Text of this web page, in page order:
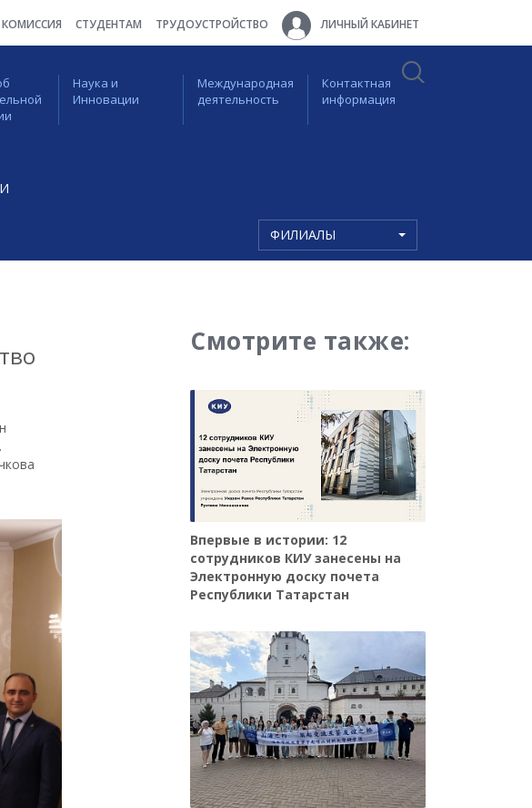
СТУДЕНТАМ ТРУДОУСТРОЙСТВО ЛИЧНЫЙ КАБИНЕТ
Наука и
Инновации
Международная
деятельность
Контактная
информация
ФИЛИАЛЫ
Смотрите также:
Впервые в истории: 12
сотрудников КИУ занесены на
Электронную доску почета
Республики Татарстан